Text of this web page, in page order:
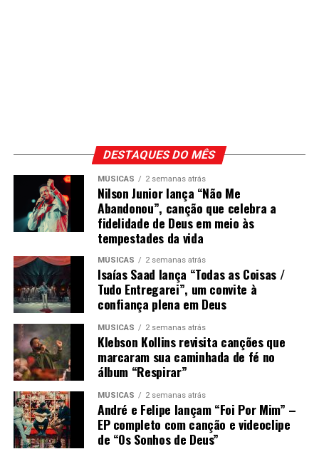
DESTAQUES DO MÊS
MÚSICAS 2 semanas atrás
Nilson Junior lança “Não Me
Abandonou”, canção que celebra a
fidelidade de Deus em meio às
tempestades da vida
MÚSICAS 2 semanas atrás
Isaías Saad lança “Todas as Coisas /
Tudo Entregarei”, um convite à
confiança plena em Deus
MÚSICAS 2 semanas atrás
Klebson Kollins revisita canções que
marcaram sua caminhada de fé no
álbum “Respirar”
MÚSICAS 2 semanas atrás
André e Felipe lançam “Foi Por Mim” –
EP completo com canção e videoclipe
de “Os Sonhos de Deus”